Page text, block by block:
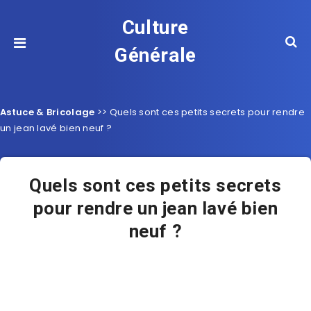
Culture
Générale
Astuce & Bricolage >> Quels sont ces petits secrets pour rendre
un jean lavé bien neuf ?
Quels sont ces petits secrets
pour rendre un jean lavé bien
neuf ?